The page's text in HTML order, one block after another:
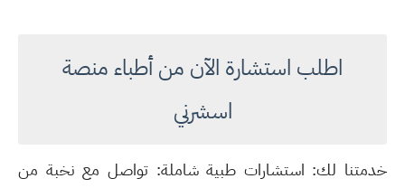
اطلب استشارة الآن من أطباء منصة
اسشرني
خدمتنا لك: استشارات طبية شاملة: تواصل مع نخبة من